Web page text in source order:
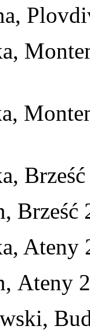
Brześć
Ateny
Ateny